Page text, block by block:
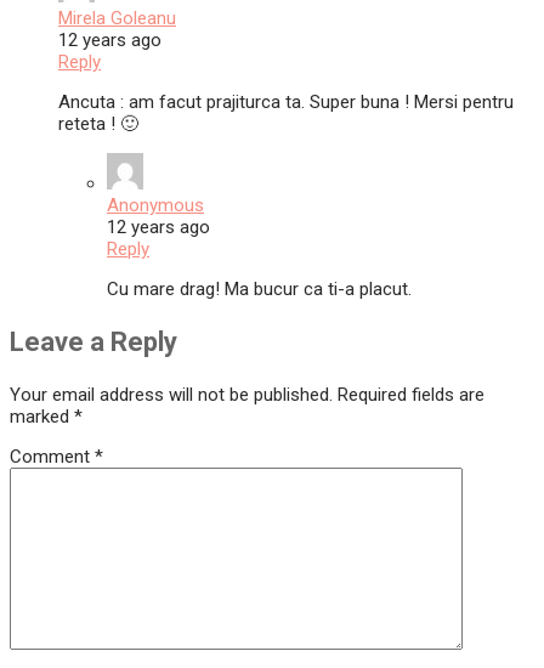
Mirela Goleanu
12 years ago
Reply
Ancuta : am facut prajiturca ta. Super buna ! Mersi pentru
reteta ! 🙂
Anonymous
12 years ago
Reply
Cu mare drag! Ma bucur ca ti-a placut.
Leave a Reply
Your email address will not be published. Required fields are
marked *
Comment *